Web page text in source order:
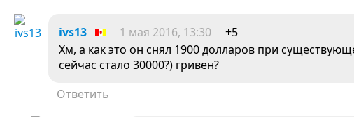
ivs13 1 мая 2016, 13:30
+5
Хм, а как это он снял 1900 долларов при
сейчас стало 30000?) гривен?
Ответить